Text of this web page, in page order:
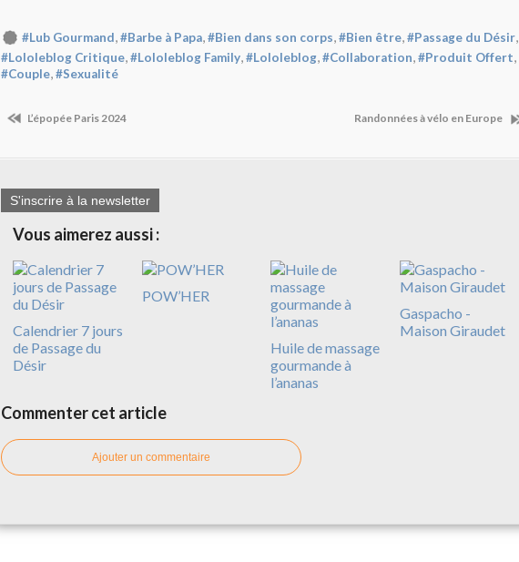
#Lub Gourmand,#Barbe à Papa,#Bien dans son corps,#Bien être,#Passage du Désir,
#Lololeblog Critique #Lololeblog Family #Lololeblog #Collaboration #Produit Offert
#Couple #Sexualité
L’épopée Paris 2024 Randonnées à vélo en Europe
S'inscrire à la newsletter
Vous aimerez aussi :
Calendrier 7 jours
de Passage du
Désir
POW’HER
Huile de massage
gourmande à
l’ananas
Gaspacho -
Maison Giraudet
Commenter cet article
Ajouter un commentaire